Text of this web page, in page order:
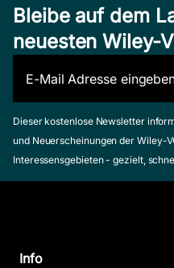
Bleibe auf dem
neuesten Wiley-
Dieser kostenlose Newsletter
und Neuerscheinungen der Wiley-
Interessensgebieten - gezielt,
Info